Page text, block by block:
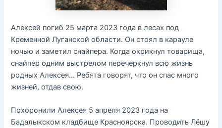
Алексей погиб 25 марта 2023 года в лесах под
Кременной Луганской области. Он стоял в карауле
ночью и заметил снайпера. Когда окрикнул товарища,
снайпер одним выстрелом перечеркнул всю жизнь
родных Алексея… Ребята говорят, что он спас много
жизней, отдав свою.
Похоронили Алексея 5 апреля 2023 года на
Бадалыкском кладбище Красноярска. Проводить Лёшу